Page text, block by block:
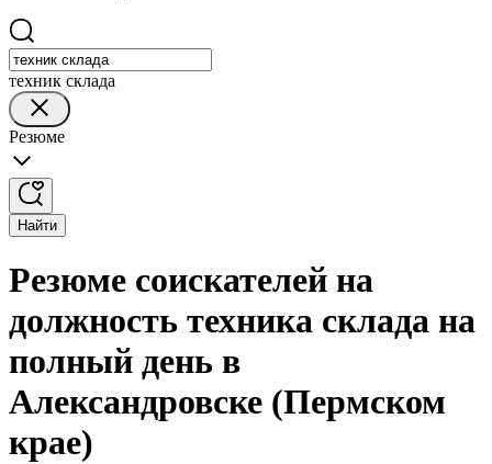
техник склада
Резюме
Найти
Резюме соискателей на
должность техника склада на
полный день в
Александровске (Пермском
крае)